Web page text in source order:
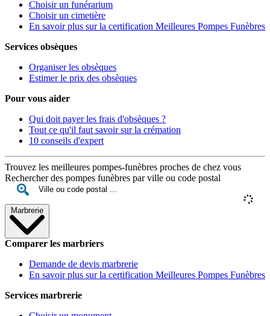
Choisir un funérarium
Choisir un cimetière
En savoir plus sur la certification Meilleures Pompes Funèbres
Services obsèques
Organiser les obsèques
Estimer le prix des obsèques
Pour vous aider
Qui doit payer les frais d'obsèques ?
Tout ce qu'il faut savoir sur la crémation
10 conseils d'expert
Trouvez les meilleures pompes-funèbres proches de chez vous
Rechercher des pompes funèbres par ville ou code postal
Marbrerie
Comparer les marbriers
Demande de devis marbrerie
En savoir plus sur la certification Meilleures Pompes Funèbres
Services marbrerie